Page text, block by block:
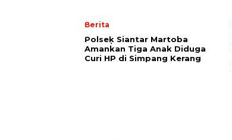
Berita
Polseķ Siantar Martoba
Amankan Tiga Anak Diduga
Curi HP di Simpang Kerang